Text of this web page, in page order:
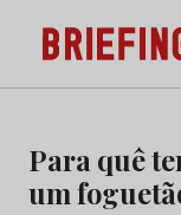
content
Briefing:
Marketing e da
Para quê
um